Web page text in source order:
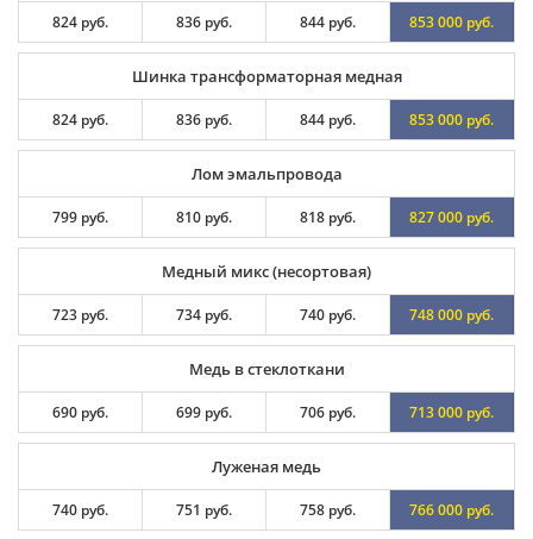
824 руб. 836 руб. 844 руб. 853 000 руб.
Шинка трансформаторная медная
824 руб. 836 руб. 844 руб. 853 000 руб.
Лом эмальпровода
799 руб. 810 руб. 818 руб. 827 000 руб.
Медный микс (несортовая)
723 руб. 734 руб. 740 руб. 748 000 руб.
Медь в стеклоткани
690 руб. 699 руб. 706 руб. 713 000 руб.
Луженая медь
740 руб. 751 руб. 758 руб. 766 000 руб.